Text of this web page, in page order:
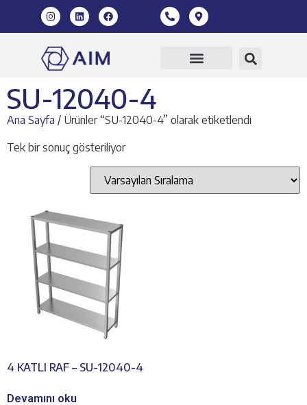
SU-12040-4
Ana Sayfa / Ürünler “SU-12040-4” olarak etiketlendi
Tek bir sonuç gösteriliyor
4 KATLI RAF – SU-12040-4
Devamını oku